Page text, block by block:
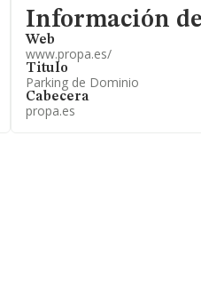
Informacion de su página
Información
Web
www.propa.es/
Titulo
Parking de Dominio
Cabecera
propa.es